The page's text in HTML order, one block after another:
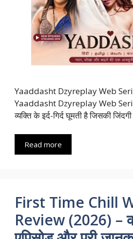
Yaaddasht Dzyreplay Web
Yaaddasht Dzyreplay Web
व्यक्ति के इर्द-गिर्द घूमती है जिसकी
Read more
First Time Chill
Review (2026) –